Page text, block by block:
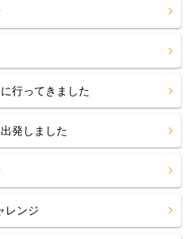
行ってきました
発しました
レンジ